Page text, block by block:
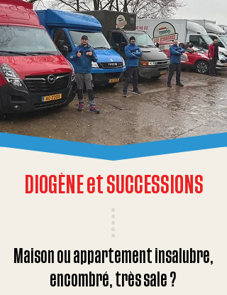
DIOGÈNE et SUCCESSIONS
Maison ou appartement insalubre,
encombré, très sale ?